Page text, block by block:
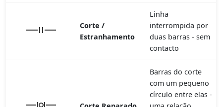
Corte /
Estranhamento
Linha
interrompida por
duas barras - sem
contacto
Barras do corte
com um pequeno
círculo entre elas -